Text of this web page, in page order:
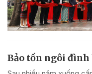
Bảo tồn ngôi